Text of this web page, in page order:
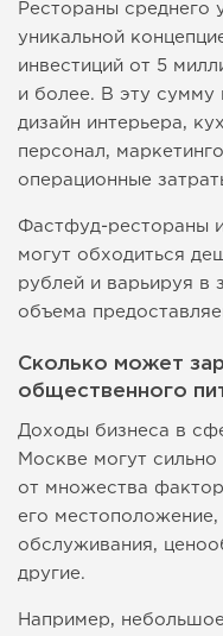
Рестораны среднего
уникальной
инвестиций от 5
и более. В эту
дизайн интерьера,
персонал,
операционные
Фастфуд-рестораны
могут обходиться
рублей и варьируя в
объема
Сколько может
общественного
Доходы бизнеса в
Москве могут сильно
от множества
его местоположение,
обслуживания,
другие.
Например,